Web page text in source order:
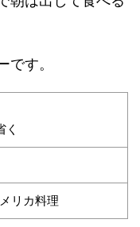
す。
く
リカ料理